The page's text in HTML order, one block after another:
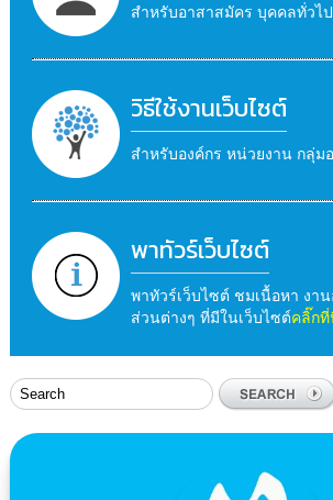
สำหรับอาสาสมัคร บุคคลทั่วไป
วิธีใช้งานเว็บไซต์
สำหรับองค์กร หน่วยงาน กลุ่ม
พาทัวร์เว็บไซต์
พาทัวร์เว็บไซต์ ชมเนื้อหา งา
ส่วนต่างๆ ที่มีในเว็บไซต์คลิ๊ก